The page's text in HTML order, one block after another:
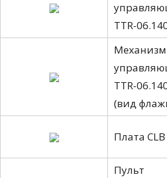
TTR-
Механизм
TTR-
(вид
Плата CLB
Пульт